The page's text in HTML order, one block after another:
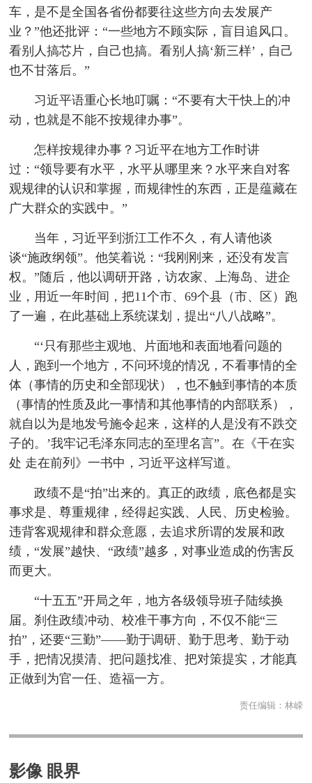
车，是不是全国各省份都要往这些方向去发展产
业？”他还批评：“一些地方不顾实际，盲目追风口。
看别人搞芯片，自己也搞。看别人搞‘新三样’，自己
也不甘落后。”
习近平语重心长地叮嘱：“不要有大干快上的冲
动，也就是不能不按规律办事”。
怎样按规律办事？习近平在地方工作时讲
过：“领导要有水平，水平从哪里来？水平来自对客
观规律的认识和掌握，而规律性的东西，正是蕴藏在
广大群众的实践中。”
当年，习近平到浙江工作不久，有人请他谈
谈“施政纲领”。他笑着说：“我刚刚来，还没有发言
权。”随后，他以调研开路，访农家、上海岛、进企
业，用近一年时间，把11个市、69个县（市、区）跑
了一遍，在此基础上系统谋划，提出“八八战略”。
“‘只有那些主观地、片面地和表面地看问题的
人，跑到一个地方，不问环境的情况，不看事情的全
体（事情的历史和全部现状），也不触到事情的本质
（事情的性质及此一事情和其他事情的内部联系），
就自以为是地发号施令起来，这样的人是没有不跌交
子的。’我牢记毛泽东同志的至理名言”。在《干在实
处 走在前列》一书中，习近平这样写道。
政绩不是“拍”出来的。真正的政绩，底色都是实
事求是、尊重规律，经得起实践、人民、历史检验。
违背客观规律和群众意愿，去追求所谓的发展和政
绩，“发展”越快、“政绩”越多，对事业造成的伤害反
而更大。
“十五五”开局之年，地方各级领导班子陆续换
届。刹住政绩冲动、校准干事方向，不仅不能“三
拍”，还要“三勤”——勤于调研、勤于思考、勤于动
手，把情况摸清、把问题找准、把对策提实，才能真
正做到为官一任、造福一方。
责任编辑： 林嵘
影像 眼界